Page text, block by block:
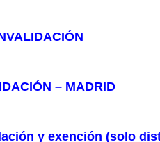
– MADRID
y exención (solo